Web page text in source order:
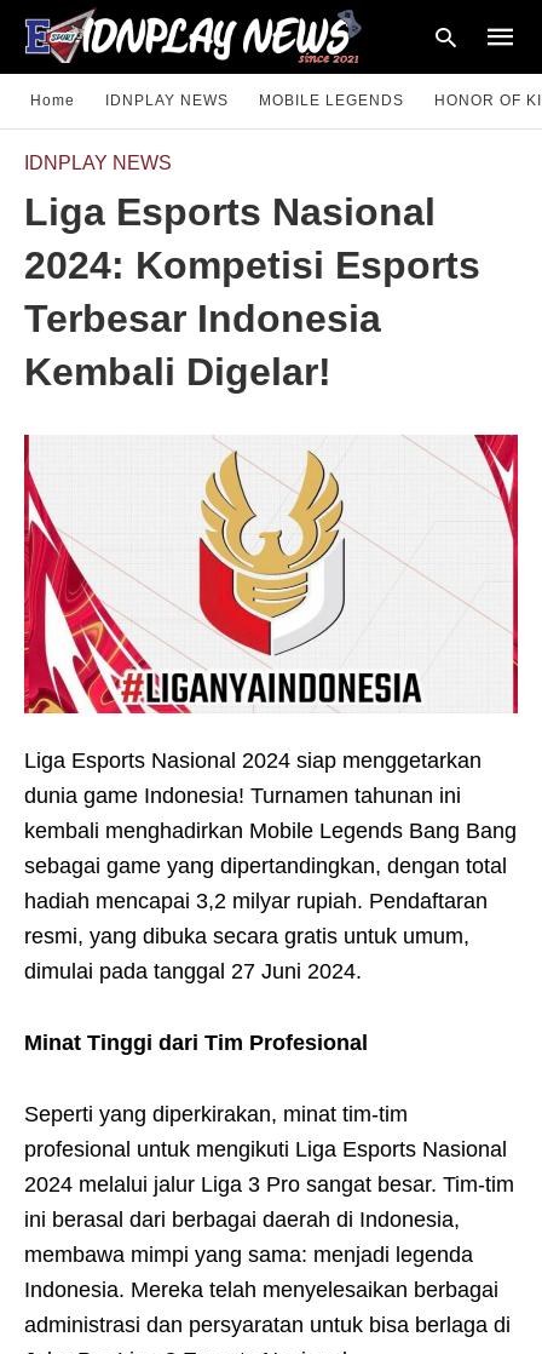
Home IDNPLAY NEWS MOBILE LEGENDS HONOR OF
IDNPLAY NEWS
Liga Esports Nasional
2024: Kompetisi Esports
Terbesar Indonesia
Kembali Digelar!
Liga Esports Nasional 2024 siap menggetarkan
dunia game Indonesia! Turnamen tahunan ini
kembali menghadirkan Mobile Legends Bang Bang
sebagai game yang dipertandingkan, dengan total
hadiah mencapai 3,2 milyar rupiah. Pendaftaran
resmi, yang dibuka secara gratis untuk umum,
dimulai pada tanggal 27 Juni 2024.
Minat Tinggi dari Tim Profesional
Seperti yang diperkirakan, minat tim-tim
profesional untuk mengikuti Liga Esports Nasional
2024 melalui jalur Liga 3 Pro sangat besar. Tim-tim
ini berasal dari berbagai daerah di Indonesia,
membawa mimpi yang sama: menjadi legenda
Indonesia. Mereka telah menyelesaikan berbagai
administrasi dan persyaratan untuk bisa berlaga di